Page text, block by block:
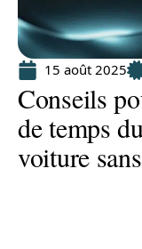
15 août 2025
Conseils
de temps
voiture